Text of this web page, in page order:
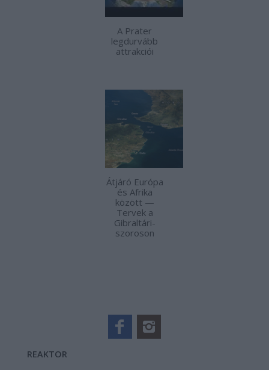
A Prater
legdurvább
attrakciói
Átjáró Európa
és Afrika
között —
Tervek a
Gibraltári-
szoroson
REAKTOR